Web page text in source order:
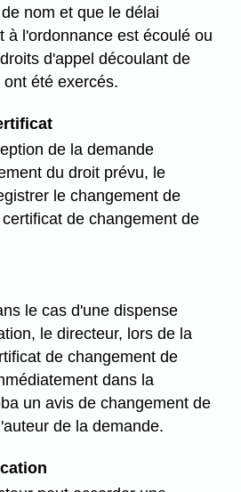
nom et que le délai
à l'ordonnance est écoulé ou
d'appel découlant de
ont été exercés.
de la demande
du droit prévu, le
le changement de
de changement de
le cas d'une dispense
le directeur, lors de la
de changement de
dans la
un avis de changement de
de la demande.